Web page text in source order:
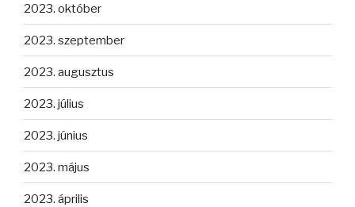
2023. október
2023. szeptember
2023. augusztus
2023. július
2023. június
2023. május
2023. április